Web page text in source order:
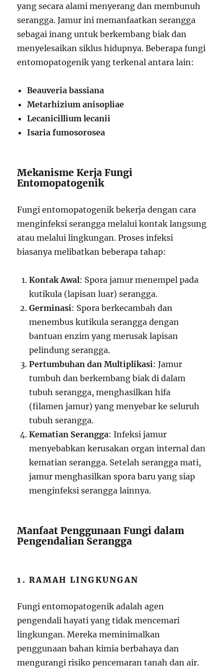
yang secara alami menyerang dan membunuh
serangga. Jamur ini memanfaatkan serangga
sebagai inang untuk berkembang biak dan
menyelesaikan siklus hidupnya. Beberapa fungi
entomopatogenik yang terkenal antara lain:
Beauveria bassiana
Metarhizium anisopliae
Lecanicillium lecanii
Isaria fumosorosea
Mekanisme Kerja Fungi
Entomopatogenik
Fungi entomopatogenik bekerja dengan cara
menginfeksi serangga melalui kontak langsung
atau melalui lingkungan. Proses infeksi
biasanya melibatkan beberapa tahap:
Kontak Awal: Spora jamur menempel pada
kutikula (lapisan luar) serangga.
Germinasi: Spora berkecambah dan
menembus kutikula serangga dengan
bantuan enzim yang merusak lapisan
pelindung serangga.
Pertumbuhan dan Multiplikasi: Jamur
tumbuh dan berkembang biak di dalam
tubuh serangga, menghasilkan hifa
(filamen jamur) yang menyebar ke seluruh
tubuh serangga.
Kematian Serangga: Infeksi jamur
menyebabkan kerusakan organ internal dan
kematian serangga. Setelah serangga mati,
jamur menghasilkan spora baru yang siap
menginfeksi serangga lainnya.
Manfaat Penggunaan Fungi dalam
Pengendalian Serangga
1. RAMAH LINGKUNGAN
Fungi entomopatogenik adalah agen
pengendali hayati yang tidak mencemari
lingkungan. Mereka meminimalkan
penggunaan bahan kimia berbahaya dan
mengurangi risiko pencemaran tanah dan air.